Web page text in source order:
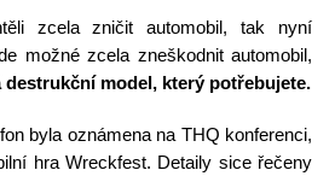
zcela zničit automobil, tak nyní
možné zcela zneškodnit automobil,
destrukční model, který potřebujete.
byla oznámena na THQ konferenci,
hra Wreckfest. Detaily sice řečeny